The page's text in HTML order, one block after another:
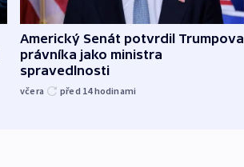
Americký Senát potvrdil Trumpova
právníka jako ministra
spravedlnosti
včera před 14hodinami